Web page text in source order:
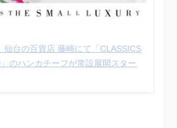
仙台の百貨店 藤崎にて「CLASSICS
のハンカチーフが常設展開スター